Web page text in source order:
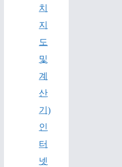
치
지
도
및
계
산
기)
인
터
넷